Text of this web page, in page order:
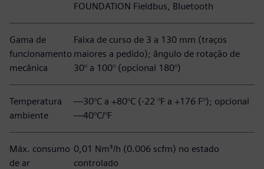
FOUNDATION Fieldbus, Bluetooth
Gama de
funcionamento
mecânica
Faixa de curso de 3 a 130 mm (traços
maiores a pedido); ângulo de rotação de
30° a 100° (opcional 180°)
Temperatura
ambiente
—30°C a +80°C (-22 °F a +176 F°); opcional
—40°C/°F
Máx. consumo
de ar
0,01 Nm³/h (0.006 scfm) no estado
controlado